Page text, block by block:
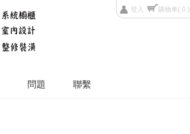
登入 購物車( 0 )
問題 聯繫